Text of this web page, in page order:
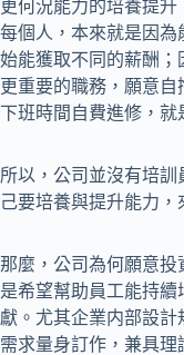
更何況能力的培養提
每個人，本來就是因為
始能獲取不同的薪酬
更重要的職務，願意
下班時間自費進修，就
所以，公司並沒有培
己要培養與提升能力，
那麼，公司為何願意
是希望幫助員工能持
獻。尤其企業内部設
需求量身訂作，兼具